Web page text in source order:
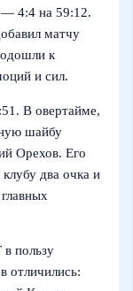
— 4:4 на 59:12.
матчу
к
и сил.
В овертайме,
шайбу
Орехов. Его
два очка и
пользу
отличились: